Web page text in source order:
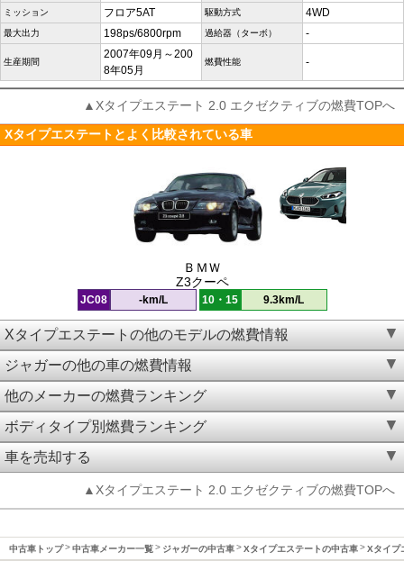
ミッション フロア5AT 駆動方式 4WD
最大出力 198ps/6800rpm 過給器（ターボ） -
生産期間
2007年09月～200
8年05月
燃費性能 -
▲Xタイプエステート 2.0 エクゼクティブの燃費TOPへ
Xタイプエステートとよく比較されている車
ＢＭＷ
Z3クーペ
JC08 -km/L 10・15 9.3km/L
Xタイプエステートの他のモデルの燃費情報
ジャガーの他の車の燃費情報
他のメーカーの燃費ランキング
ボディタイプ別燃費ランキング
車を売却する
▲Xタイプエステート 2.0 エクゼクティブの燃費TOPへ
中古車トップ 中古車メーカー一覧 ジャガーの中古車 Xタイプエステートの中古車 Xタイプ